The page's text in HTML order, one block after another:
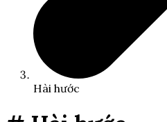
Hài hước